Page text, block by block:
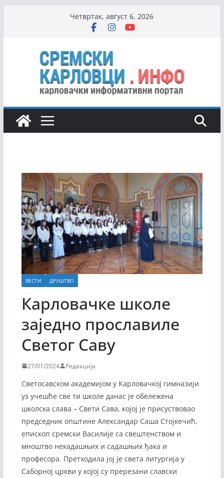
Четвртак, август 6, 2026
ВЕСТИ ДРУШТВО
Карловачке школе
заједно прославиле
Светог Саву
27/01/2024 Редакција
Светосавском академијом у Карловачкој гимназији
уз учешће све ти школе данас је обележена
школска слава – Свети Сава, којој је присуствовао
председник општине Александар Саша Стојкечић,
епископ сремски Василије са свештенством и
мноштво некадашњих и садашњих ђака и
професора. Претходила јој је света литургија у
Саборној цркви у којој су пререзани славски